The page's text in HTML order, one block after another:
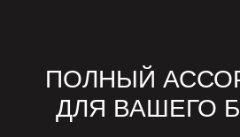
ПОЛНЫЙ
ДЛЯ ВАШЕГО